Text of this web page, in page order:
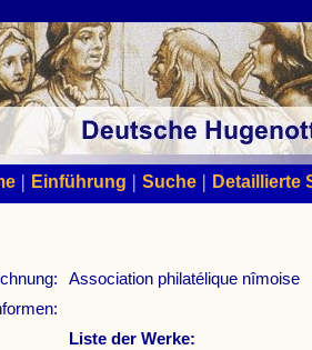
| Einführung | Suche| Detaillierte
Association philatélique nîmoise
Liste der Werke: